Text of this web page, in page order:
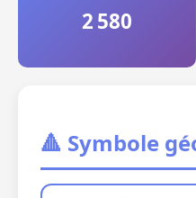
2 580
🔺 Symbole